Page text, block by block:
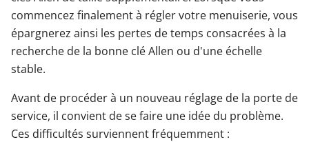
commencez finalement à régler votre menuiserie, vous
épargnerez ainsi les pertes de temps consacrées à la
recherche de la bonne clé Allen ou d'une échelle
stable.
Avant de procéder à un nouveau réglage de la porte de
service, il convient de se faire une idée du problème.
Ces difficultés surviennent fréquemment :